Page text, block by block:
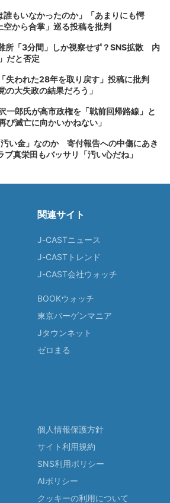
誰もいなかったのか」「あまりにも愕
から合掌」巡る投稿を批判
所「3分間」しか視察せず？SNS拡散 内
だと否定
失われた28年を取り戻す」投稿に批判
の大失政の結果だろう」
一郎氏が高市政権を「戦前回帰路線」と
滅亡に向かいかねない」
い金」なのか 寄付報告への中傷にあき
真栄田もバッサリ「汚い心だね」
関連サイト
J-CASTニュース
J-CASTトレンド
J-CAST会社ウォッチ
BOOKウォッチ
東京バーゲンマニア
Jタウンネット
ゼロまる
個人情報保護方針
サイト利用規約
SNS利用ポリシー
AIポリシー
クッキーの利用について